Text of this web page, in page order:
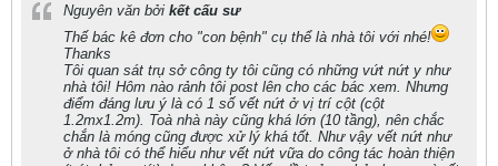
Nguyên văn bởi kết cấu sư
Thế bác kê đơn cho "con bệnh" cụ thể là nhà tôi với nhé!
Thanks
Tôi quan sát trụ sở công ty tôi cũng có những vứt nứt y như
nhà tôi! Hôm nào rảnh tôi post lên cho các bác xem. Nhưng
điểm đáng lưu ý là có 1 số vết nứt ở vị trí cột (cột
1.2mx1.2m). Toà nhà này cũng khá lớn (10 tầng), nên chắc
chắn là móng cũng được xử lý khá tốt. Như vậy vết nứt như
ở nhà tôi có thể hiểu như vết nứt vữa do công tác hoàn thiện